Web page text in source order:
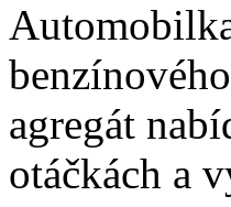
agregát
otáčkách a